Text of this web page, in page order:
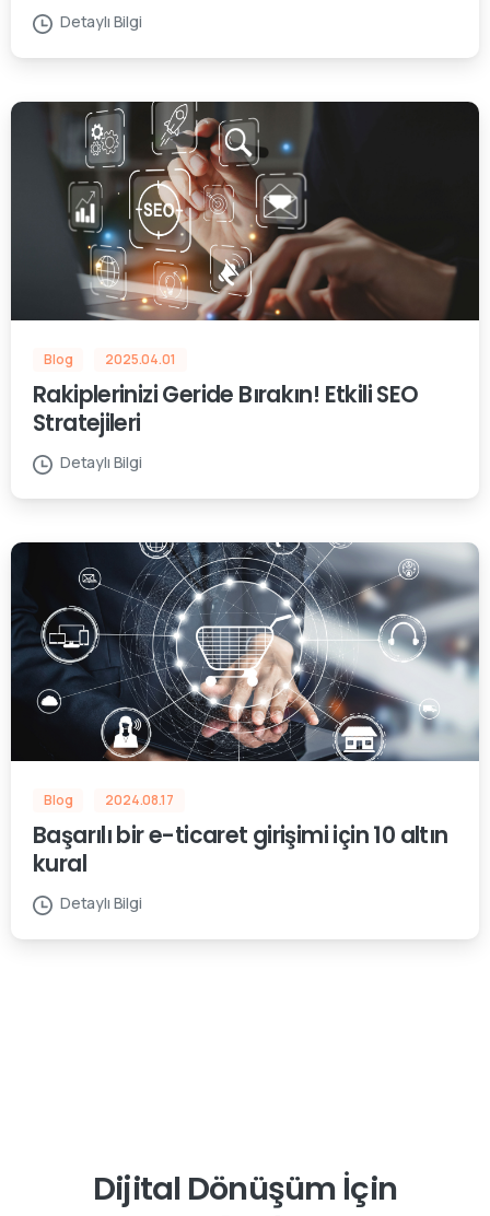
Detaylı Bilgi
Blog 2025.04.01
Rakiplerinizi Geride Bırakın! Etkili SEO
Stratejileri
Detaylı Bilgi
Blog 2024.08.17
Başarılı bir e-ticaret girişimi için 10 altın
kural
Detaylı Bilgi
Dijital Dönüşüm İçin